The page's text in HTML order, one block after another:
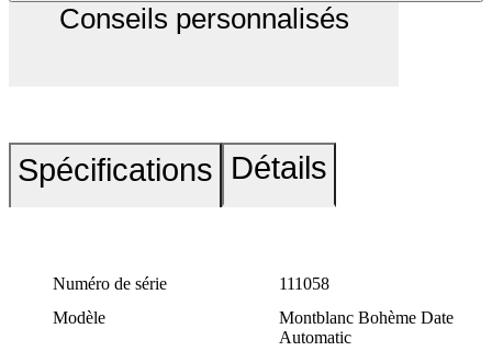
Conseils personnalisés
Spécifications Détails
Numéro de série
111058
Modèle
Montblanc Bohème Date
Automatic